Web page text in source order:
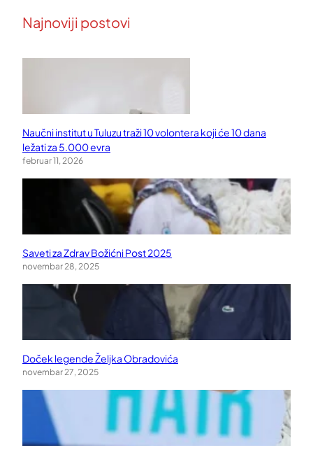
Najnoviji postovi
Naučni institut u Tuluzu traži 10 volontera koji će 10 dana
ležati za 5.000 evra
februar 11, 2026
Saveti za Zdrav Božićni Post 2025
novembar 28, 2025
Doček legende Željka Obradovića
novembar 27, 2025